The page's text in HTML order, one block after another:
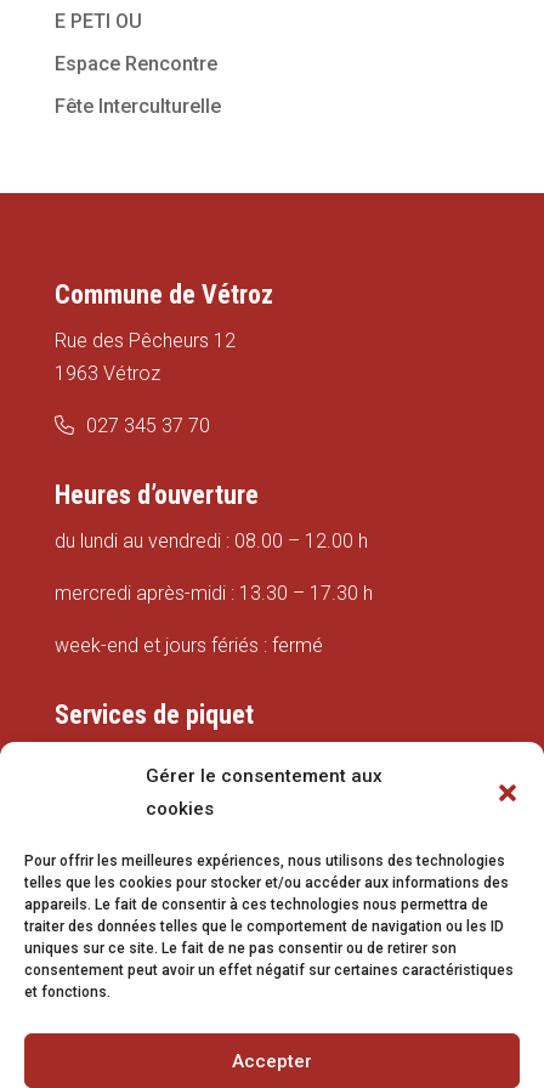
Gérer le consentement aux
cookies
Pour offrir les meilleures expériences, nous utilisons des technologies
telles que les cookies pour stocker et/ou accéder aux informations des
appareils. Le fait de consentir à ces technologies nous permettra de
traiter des données telles que le comportement de navigation ou les ID
uniques sur ce site. Le fait de ne pas consentir ou de retirer son
consentement peut avoir un effet négatif sur certaines caractéristiques
et fonctions.
Accepter
E PETI OU
Espace Rencontre
Fête Interculturelle
Commune de Vétroz
Rue des Pêcheurs 12
1963 Vétroz
027 345 37 70
Heures d’ouverture
du lundi au vendredi : 08.00 – 12.00 h
mercredi après-midi : 13.30 – 17.30 h
week-end et jours fériés : fermé
Services de piquet
079 337 66 42
eaux@vetroz.ch
Travaux publics
079 213 92 08